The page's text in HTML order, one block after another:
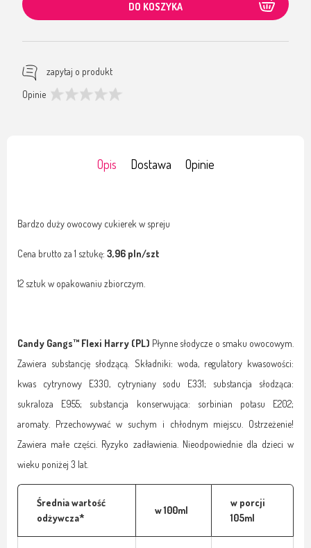
DO KOSZYKA
zapytaj o produkt
Opinie
Opis Dostawa Opinie
Bardzo duży owocowy cukierek w spreju
Cena brutto za 1 sztukę: 3,96 pln/szt
12 sztuk w opakowaniu zbiorczym.
Candy Gangs™ Flexi Harry (PL) Płynne słodycze o smaku owocowym.
Zawiera substancję słodzącą. Składniki: woda, regulatory kwasowości:
kwas cytrynowy E330, cytryniany sodu E331; substancja słodząca:
sukraloza E955; substancja konserwująca: sorbinian potasu E202;
aromaty. Przechowywać w suchym i chłodnym miejscu. Ostrzeżenie!
Zawiera małe części. Ryzyko zadławienia. Nieodpowiednie dla dzieci w
wieku poniżej 3 lat.
Średnia wartość
odżywcza*
w 100ml
w porcji
105ml